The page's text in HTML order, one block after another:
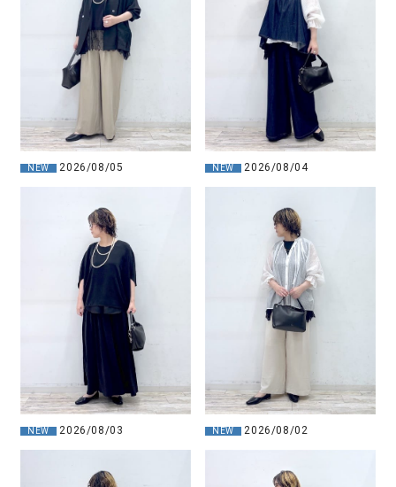
NEW 2026/08/05 NEW 2026/08/04
NEW 2026/08/03 NEW 2026/08/02